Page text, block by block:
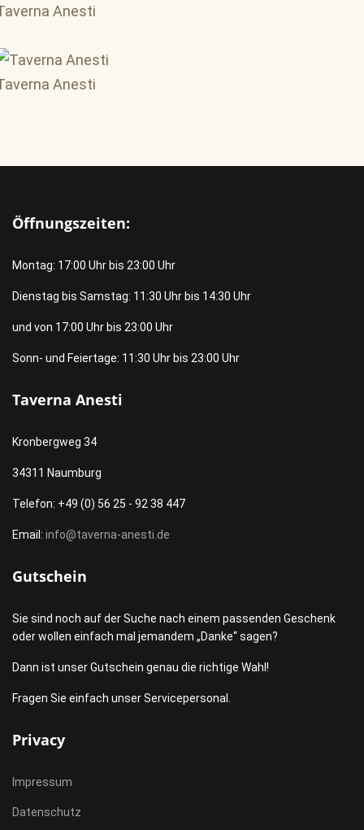
Anesti
Anesti
Öffnungszeiten:
Montag: 17:00 Uhr bis 23:00 Uhr
Dienstag bis Samstag: 11:30 Uhr bis 14:30 Uhr
und von 17:00 Uhr bis 23:00 Uhr
Sonn- und Feiertage: 11:30 Uhr bis 23:00 Uhr
Taverna Anesti
Kronbergweg 34
34311 Naumburg
Telefon: +49 (0) 56 25 - 92 38 447
Email: info@taverna-anesti.de
Gutschein
Sie sind noch auf der Suche nach einem passenden Geschenk
oder wollen einfach mal jemandem „Danke“ sagen?
Dann ist unser Gutschein genau die richtige Wahl!
Fragen Sie einfach unser Servicepersonal.
Privacy
Impressum
Datenschutz